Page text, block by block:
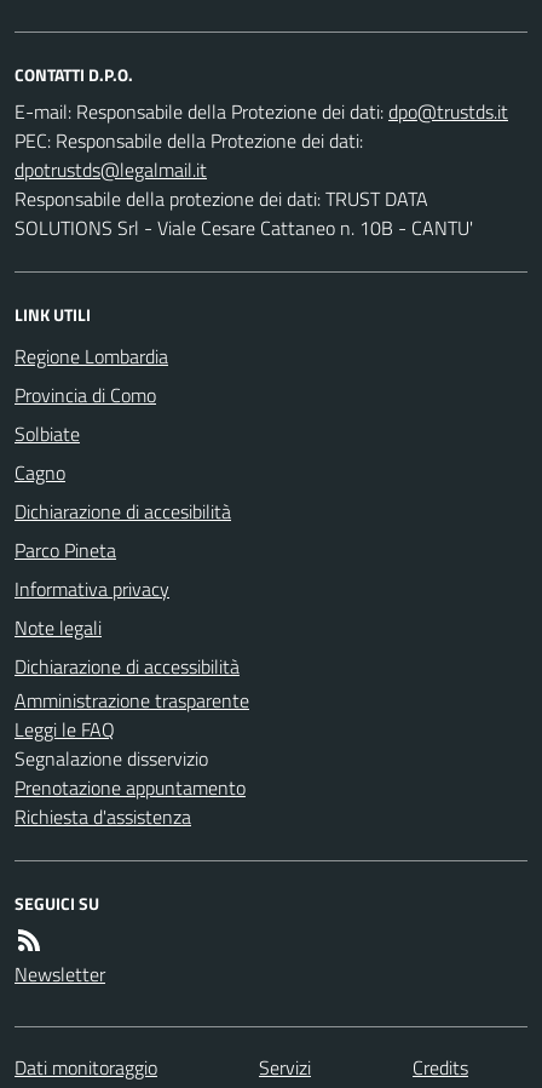
CONTATTI D.P.O.
E-mail: Responsabile della Protezione dei dati:
PEC: Responsabile della Protezione dei dati:
Responsabile della protezione dei dati: TRUST DATA
SOLUTIONS Srl - Viale Cesare Cattaneo n. 10B - CANTU'
LINK UTILI
Regione Lombardia
Provincia di Como
Solbiate
Cagno
Dichiarazione di accesibilità
Parco Pineta
Informativa privacy
Note legali
Dichiarazione di accessibilità
Amministrazione trasparente
Leggi le FAQ
Segnalazione disservizio
Prenotazione appuntamento
Richiesta d'assistenza
SEGUICI SU
Newsletter
Dati monitoraggio Servizi
Credits